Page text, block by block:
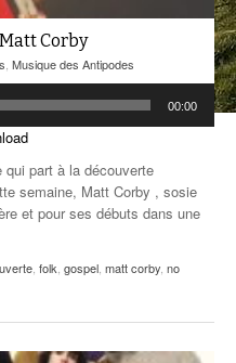
Corby
Musique des Antipodes
00:00
qui part à la découverte
semaine, Matt Corby , sosie
et pour ses débuts dans une
folk gospel matt corby no